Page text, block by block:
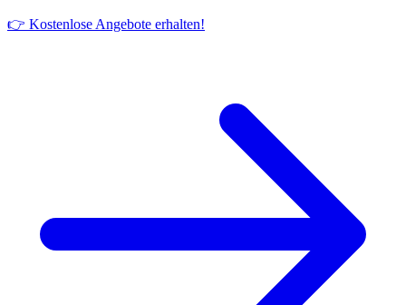
👉 Kostenlose Angebote erhalten!